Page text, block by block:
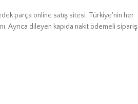
parça online satış sitesi. Türkiye'nin her
Ayrıca dileyen kapıda nakit ödemeli sipariş